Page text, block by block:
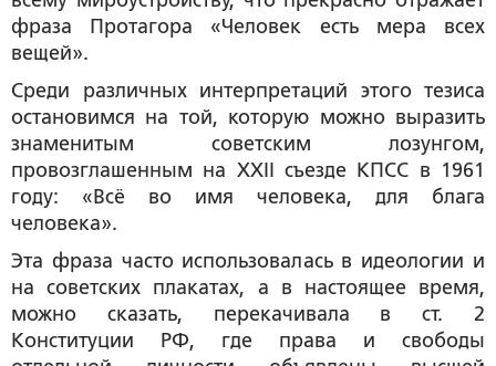
фраза Протагора «Человек есть мера всех
вещей».
Среди различных интерпретаций этого тезиса
остановимся на той, которую можно выразить
знаменитым советским лозунгом,
провозглашенным на XXII съезде КПСС в 1961
году: «Всё во имя человека, для блага
человека».
Эта фраза часто использовалась в идеологии и
на советских плакатах, а в настоящее время,
можно сказать, перекачивала в ст. 2
Конституции РФ, где права и свободы